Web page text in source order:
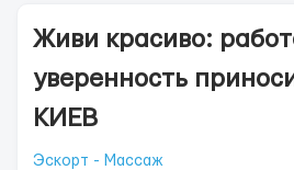
Живи красиво:
уверенность
КИЕВ
Эскорт - Массаж